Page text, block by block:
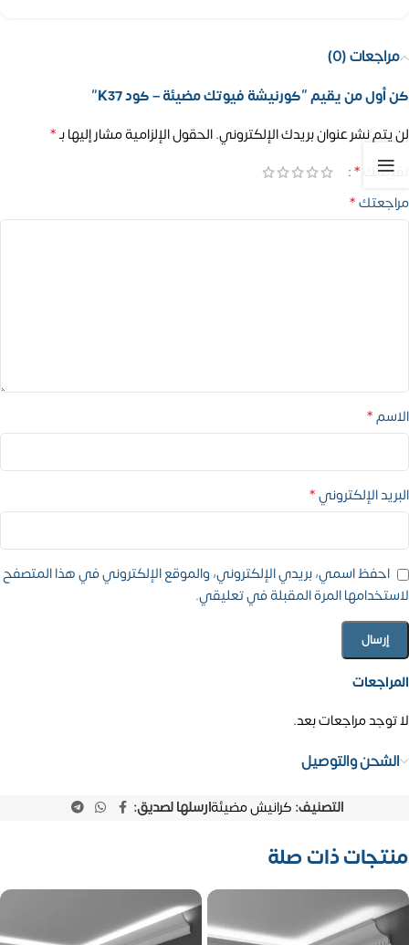
مراجعات (0)
المراجعات
لا توجد مراجعات بعد.
كن أول من يقيم “كورنيشة فيوتك مضيئة – كود K37”
لن يتم نشر عنوان بريدك الإلكتروني.الحقول الإلزامية مشار إليها بـ*
تقييمك *
مراجعتك*
الاسم*
البريد الإلكتروني*
احفظ اسمي، بريدي الإلكتروني، والموقع الإلكتروني في هذا المتصفح
لاستخدامها المرة المقبلة في تعليقي.
الشحن والتوصيل
التصنيف: كرانيش مضيئةارسلها لصديق:
منتجات ذات صلة